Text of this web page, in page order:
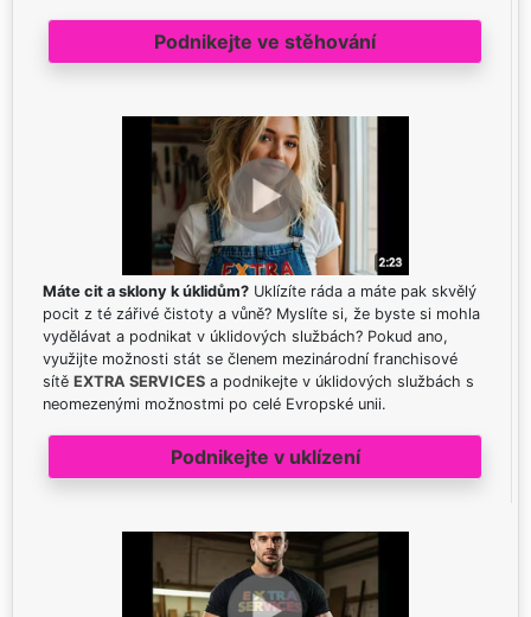
Podnikejte ve stěhování
Máte cit a sklony k úklidům? Uklízíte ráda a máte pak skvělý
pocit z té zářivé čistoty a vůně? Myslíte si, že byste si mohla
vydělávat a podnikat v úklidových službách? Pokud ano,
využijte možnosti stát se členem mezinárodní franchisové
sítě EXTRA SERVICES a podnikejte v úklidových službách s
neomezenými možnostmi po celé Evropské unii.
Podnikejte v uklízení